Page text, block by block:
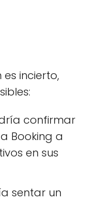
incierto,
confirmar
Booking a
en sus
sentar un